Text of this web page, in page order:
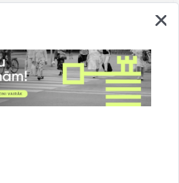
pagaidu administrācijas
Grozījumi Rīgas domes 2016.
saistošajos noteikumos Nr. 198 "Par